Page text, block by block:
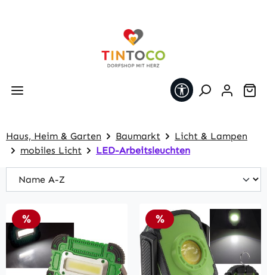
Werkzeugleiste
Haus, Heim & Garten Baumarkt
Licht & Lampen
mobiles Licht
LED-Arbeitsleuchten
Rabatt
% Rabatt
%